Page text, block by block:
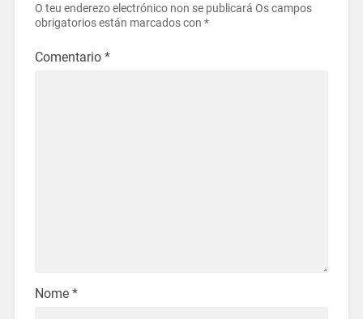
O teu enderezo electrónico non se publicará Os campos
obrigatorios están marcados con *
Comentario *
Nome *